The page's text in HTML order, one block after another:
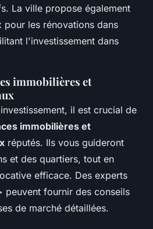
La ville propose également
pour les rénovations dans
l'investissement dans
immobilières et
il est crucial de
immobilières et
réputés. Ils vous guideront
et des quartiers, tout en
efficace. Des experts
peuvent fournir des conseils
de marché détaillées.